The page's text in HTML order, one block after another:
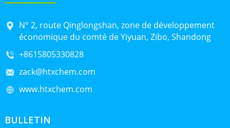
N° 2, route Qinglongshan, zone de développement
économique du comté de Yiyuan, Zibo, Shandong
+8615805330828
zack@htxchem.com
www.htxchem.com
BULLETIN